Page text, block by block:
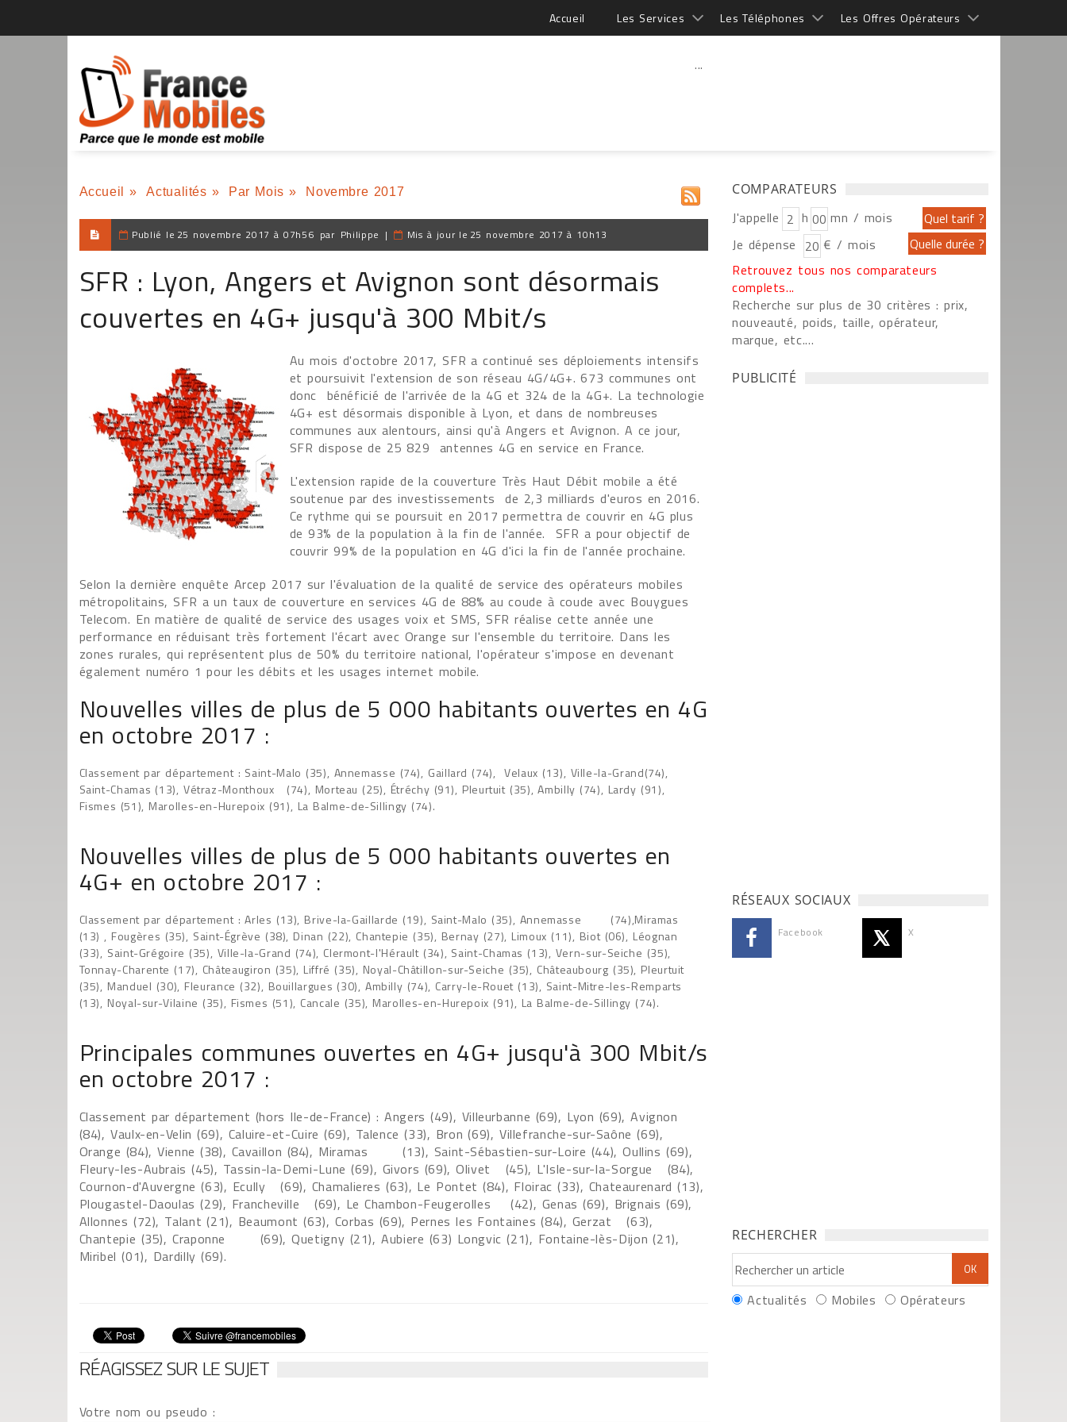
Accueil Les Services Les Téléphones Les Offres Opérateurs
...
Accueil » Actualités » Par Mois » Novembre 2017
Publié le 25 novembre 2017 à 07h56 par Philippe | Mis à jour le 25 novembre 2017 à 10h13
SFR : Lyon, Angers et Avignon sont désormais
couvertes en 4G+ jusqu'à 300 Mbit/s
Au mois d'octobre 2017, SFR a continué ses déploiements intensifs
et poursuivit l'extension de son réseau 4G/4G+. 673 communes ont
donc bénéficié de l'arrivée de la 4G et 324 de la 4G+. La technologie
4G+ est désormais disponible à Lyon, et dans de nombreuses
communes aux alentours, ainsi qu'à Angers et Avignon. A ce jour,
SFR dispose de 25 829 antennes 4G en service en France.
L'extension rapide de la couverture Très Haut Débit mobile a été
soutenue par des investissements de 2,3 milliards d'euros en 2016.
Ce rythme qui se poursuit en 2017 permettra de couvrir en 4G plus
de 93% de la population à la fin de l'année. SFR a pour objectif de
couvrir 99% de la population en 4G d'ici la fin de l'année prochaine.
Selon la dernière enquête Arcep 2017 sur l'évaluation de la qualité de service des opérateurs mobiles
métropolitains, SFR a un taux de couverture en services 4G de 88% au coude à coude avec Bouygues
Telecom. En matière de qualité de service des usages voix et SMS, SFR réalise cette année une
performance en réduisant très fortement l'écart avec Orange sur l'ensemble du territoire. Dans les
zones rurales, qui représentent plus de 50% du territoire national, l'opérateur s'impose en devenant
également numéro 1 pour les débits et les usages internet mobile.
Nouvelles villes de plus de 5 000 habitants ouvertes en 4G
en octobre 2017 :
Classement par département : Saint-Malo (35), Annemasse (74), Gaillard (74), Velaux (13), Ville-la-Grand(74),
Saint-Chamas (13), Vétraz-Monthoux (74), Morteau (25), Étréchy (91), Pleurtuit (35), Ambilly (74), Lardy (91),
Fismes (51), Marolles-en-Hurepoix (91), La Balme-de-Sillingy (74).
Nouvelles villes de plus de 5 000 habitants ouvertes en
4G+ en octobre 2017 :
Classement par département : Arles (13), Brive-la-Gaillarde (19), Saint-Malo (35), Annemasse (74),Miramas
(13) , Fougères (35), Saint-Égrève (38), Dinan (22), Chantepie (35), Bernay (27), Limoux (11), Biot (06), Léognan
(33), Saint-Grégoire (35), Ville-la-Grand (74), Clermont-l'Hérault (34), Saint-Chamas (13), Vern-sur-Seiche (35),
Tonnay-Charente (17), Châteaugiron (35), Liffré (35), Noyal-Châtillon-sur-Seiche (35), Châteaubourg (35), Pleurtuit
(35), Manduel (30), Fleurance (32), Bouillargues (30), Ambilly (74), Carry-le-Rouet (13), Saint-Mitre-les-Remparts
(13), Noyal-sur-Vilaine (35), Fismes (51), Cancale (35), Marolles-en-Hurepoix (91), La Balme-de-Sillingy (74).
Principales communes ouvertes en 4G+ jusqu'à 300 Mbit/s
en octobre 2017 :
Classement par département (hors Ile-de-France) : Angers (49), Villeurbanne (69), Lyon (69), Avignon
(84), Vaulx-en-Velin (69), Caluire-et-Cuire (69), Talence (33), Bron (69), Villefranche-sur-Saône (69),
Orange (84), Vienne (38), Cavaillon (84), Miramas (13), Saint-Sébastien-sur-Loire (44), Oullins (69),
Fleury-les-Aubrais (45), Tassin-la-Demi-Lune (69), Givors (69), Olivet (45), L'Isle-sur-la-Sorgue (84),
Cournon-d'Auvergne (63), Ecully (69), Chamalieres (63), Le Pontet (84), Floirac (33), Chateaurenard (13),
Plougastel-Daoulas (29), Francheville (69), Le Chambon-Feugerolles (42), Genas (69), Brignais (69),
Allonnes (72), Talant (21), Beaumont (63), Corbas (69), Pernes les Fontaines (84), Gerzat (63),
Chantepie (35), Craponne (69), Quetigny (21), Aubiere (63) Longvic (21), Fontaine-lès-Dijon (21),
Miribel (01), Dardilly (69).
RÉAGISSEZ SUR LE SUJET
Votre nom ou pseudo :
COMPARATEURS
J'appelle h
mn / mois
Je dépense
€ / mois
Retrouvez tous nos comparateurs
complets...
Recherche sur plus de 30 critères : prix,
nouveauté, poids, taille, opérateur,
marque, etc....
PUBLICITÉ
RÉSEAUX SOCIAUX
Facebook X
RECHERCHER
Actualités Mobiles Opérateurs